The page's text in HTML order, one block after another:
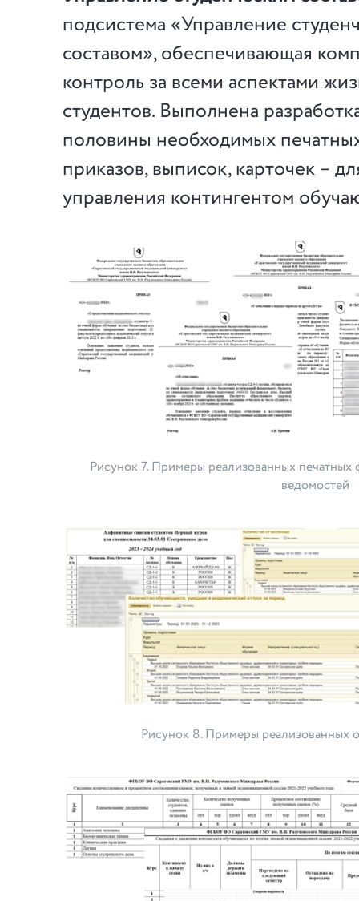
подсистема «Управление
составом», обеспечивающая
контроль за всеми аспектами
студентов. Выполнена
половины необходимых
приказов, выписок, карточек –
управления контингентом
Рисунок 7. Примеры реализованных печатных
ведомостей
Рисунок 8. Примеры реализованных